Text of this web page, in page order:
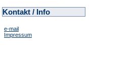
Kontakt / Info
e-mail
Impressum